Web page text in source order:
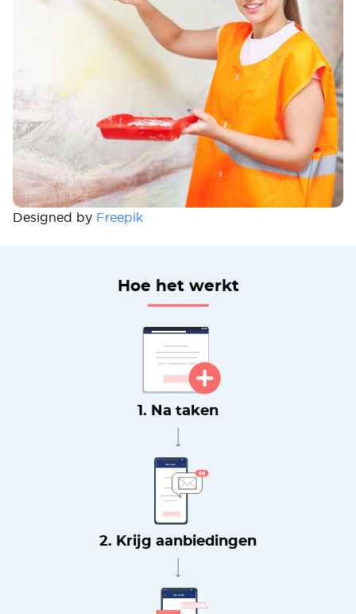
Designed by Freepik
Hoe het werkt
1. Na taken
2. Krijg aanbiedingen